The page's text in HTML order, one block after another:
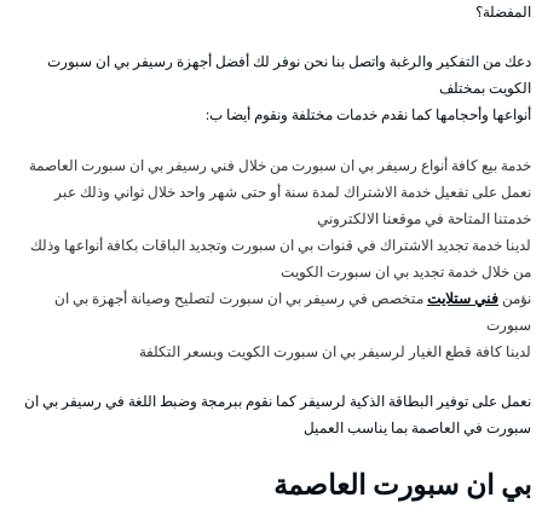
المفضلة؟
دعك من التفكير والرغبة واتصل بنا نحن نوفر لك أفضل أجهزة رسيفر بي ان سبورت
الكويت بمختلف
أنواعها وأحجامها كما نقدم خدمات مختلفة ونقوم أيضا ب:
خدمة بيع كافة أنواع رسيفر بي ان سبورت من خلال فني رسيفر بي ان سبورت العاصمة
نعمل على تفعيل خدمة الاشتراك لمدة سنة أو حتى شهر واحد خلال ثواني وذلك عبر
خدمتنا المتاحة في موقعنا الالكتروني
لدينا خدمة تجديد الاشتراك في قنوات بي ان سبورت وتجديد الباقات بكافة أنواعها وذلك
من خلال خدمة تجديد بي ان سبورت الكويت
نؤمن فني ستلايتمتخصص في رسيفر بي ان سبورت لتصليح وصيانة أجهزة بي ان
سبورت
لدينا كافة قطع الغيار لرسيفر بي ان سبورت الكويت وبسعر التكلفة
نعمل على توفير البطاقة الذكية لرسيفر كما نقوم ببرمجة وضبط اللغة في رسيفر بي ان
سبورت في العاصمة بما يناسب العميل
بي ان سبورت العاصمة